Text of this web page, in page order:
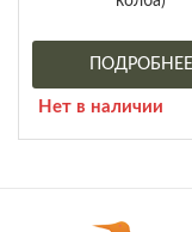
ПОДРОБНЕЕ
Нет в наличии